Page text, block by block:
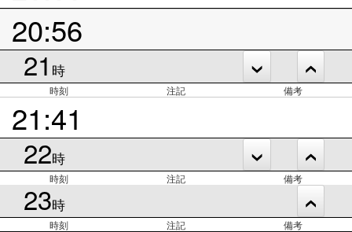
20:56
21 時
時刻 注記 備考
21:41
22時
時刻 注記 備考
23時
時刻 注記 備考